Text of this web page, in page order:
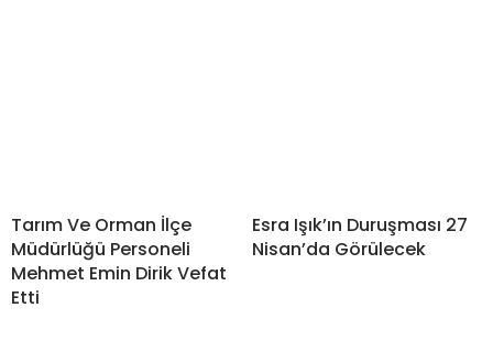
Tarım Ve Orman İlçe
Müdürlüğü Personeli
Mehmet Emin Dirik Vefat
Etti
Esra Işık’ın Duruşması 27
Nisan’da Görülecek